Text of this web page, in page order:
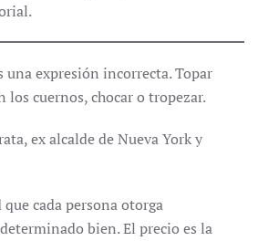
una expresión incorrecta. Topar
los cuernos, chocar o tropezar.
ex alcalde de Nueva York y
cada persona otorga
bien. El precio es la